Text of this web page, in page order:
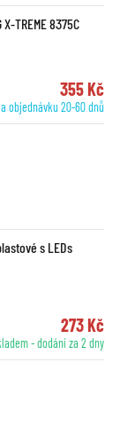
TREME 8375C
355 Kč
objednávku 20-60 dnů
s LEDs
273 Kč
- dodání za 2 dny